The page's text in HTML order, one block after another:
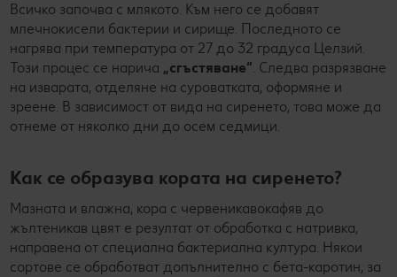
Всичко започва с млякото. Към него се добавят
млечнокисели бактерии и сирище. Последното се
нагрява при температура от 27 до 32 градуса Целзий.
Този процес се нарича „сгъстяване“. Следва разрязване
на изварата, отделяне на суроватката, оформяне и
зреене. В зависимост от вида на сиренето, това може да
отнеме от няколко дни до осем седмици.
Как се образува кората на сиренето?
Мазната и влажна, кора с червеникавокафяв до
жълтеникав цвят е резултат от обработка с натривка,
направена от специална бактериална култура. Някои
сортове се обработват допълнително с бета-каротин, за